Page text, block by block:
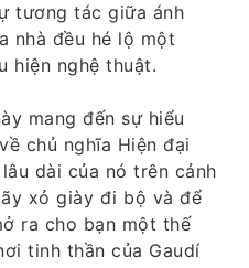
tương tác giữa ánh
nhà đều hé lộ một
hiện nghệ thuật.
mang đến sự hiểu
chủ nghĩa Hiện đại
dài của nó trên cảnh
xỏ giày đi bộ và để
ra cho bạn một thế
tinh thần của Gaudí